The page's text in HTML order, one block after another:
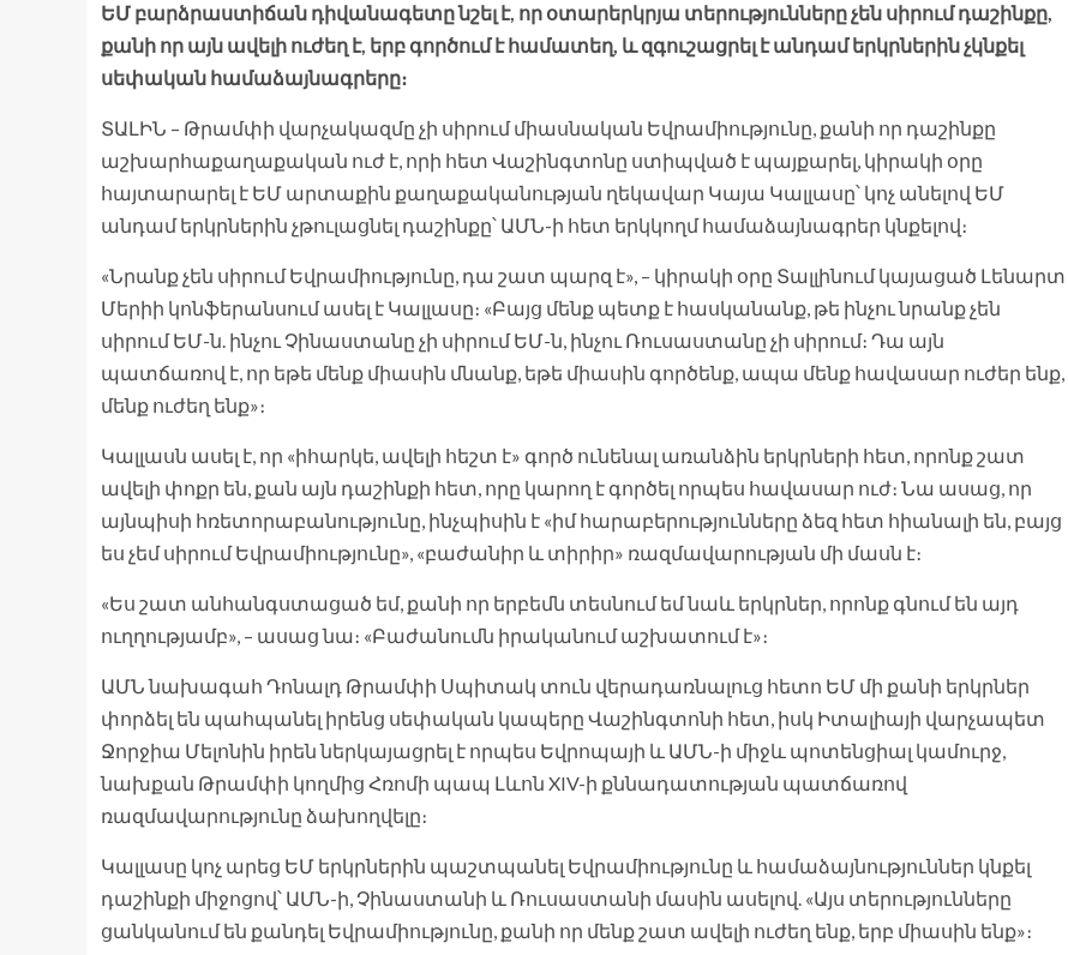
ԵՄ բարձրաստիճան դիվանագետը նշել է, որ օտարերկրյա տերությունները չեն սիրում դաշինքը,
քանի որ այն ավելի ուժեղ է, երբ գործում է համատեղ, և զգուշացրել է անդամ երկրներին չկնքել
սեփական համաձայնագրերը։
ՏԱԼԻՆ – Թրամփի վարչակազմը չի սիրում միասնական Եվրամիությունը, քանի որ դաշինքը
աշխարհաքաղաքական ուժ է, որի հետ Վաշինգտոնը ստիպված է պայքարել, կիրակի օրը
հայտարարել է ԵՄ արտաքին քաղաքականության ղեկավար Կայա Կալլասը՝ կոչ անելով ԵՄ
անդամ երկրներին չթուլացնել դաշինքը՝ ԱՄՆ-ի հետ երկկողմ համաձայնագրեր կնքելով։
«Նրանք չեն սիրում Եվրամիությունը, դա շատ պարզ է», – կիրակի օրը Տալլինում կայացած Լենարտ
Մերիի կոնֆերանսում ասել է Կալլասը։ «Բայց մենք պետք է հասկանանք, թե ինչու նրանք չեն
սիրում ԵՄ-ն. ինչու Չինաստանը չի սիրում ԵՄ-ն, ինչու Ռուսաստանը չի սիրում։ Դա այն
պատճառով է, որ եթե մենք միասին մնանք, եթե միասին գործենք, ապա մենք հավասար ուժեր ենք,
մենք ուժեղ ենք»։
Կալլասն ասել է, որ «իհարկե, ավելի հեշտ է» գործ ունենալ առանձին երկրների հետ, որոնք շատ
ավելի փոքր են, քան այն դաշինքի հետ, որը կարող է գործել որպես հավասար ուժ։ Նա ասաց, որ
այնպիսի հռետորաբանությունը, ինչպիսին է «իմ հարաբերությունները ձեզ հետ հիանալի են, բայց
ես չեմ սիրում Եվրամիությունը», «բաժանիր և տիրիր» ռազմավարության մի մասն է։
«Ես շատ անհանգստացած եմ, քանի որ երբեմն տեսնում եմ նաև երկրներ, որոնք գնում են այդ
ուղղությամբ», – ասաց նա։ «Բաժանումն իրականում աշխատում է»։
ԱՄՆ նախագահ Դոնալդ Թրամփի Սպիտակ տուն վերադառնալուց հետո ԵՄ մի քանի երկրներ
փորձել են պահպանել իրենց սեփական կապերը Վաշինգտոնի հետ, իսկ Իտալիայի վարչապետ
Ջորջիա Մելոնին իրեն ներկայացրել է որպես Եվրոպայի և ԱՄՆ-ի միջև պոտենցիալ կամուրջ,
նախքան Թրամփի կողմից Հռոմի պապ Լևոն XIV-ի քննադատության պատճառով
ռազմավարությունը ձախողվելը։
Կալլասը կոչ արեց ԵՄ երկրներին պաշտպանել Եվրամիությունը և համաձայնություններ կնքել
դաշինքի միջոցով՝ ԱՄՆ-ի, Չինաստանի և Ռուսաստանի մասին ասելով. «Այս տերությունները
ցանկանում են քանդել Եվրամիությունը, քանի որ մենք շատ ավելի ուժեղ ենք, երբ միասին ենք»։